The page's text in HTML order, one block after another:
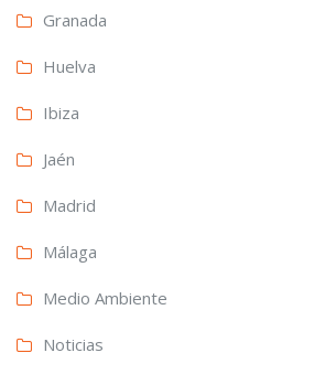
Granada
Huelva
Ibiza
Jaén
Madrid
Málaga
Medio Ambiente
Noticias